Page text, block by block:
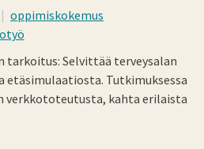
oppimiskokemus
tarkoitus: Selvittää terveysalan
etäsimulaatiosta. Tutkimuksessa
kahta erilaista